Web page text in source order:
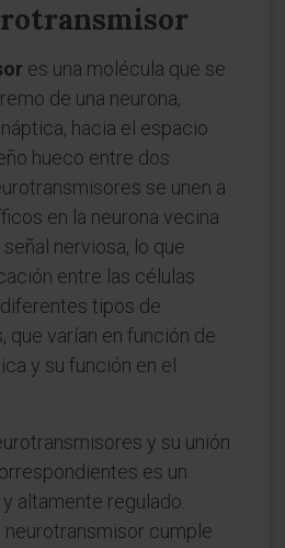
es una molécula que se
de una neurona,
hacia el espacio
hueco entre dos
se unen a
en la neurona vecina
nerviosa, lo que
entre las células
tipos de
que varían en función de
y su función en el
y su unión
es un
altamente regulado.
neurotransmisor cumple